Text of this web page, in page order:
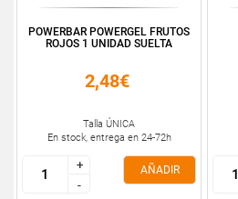
POWERBAR POWERGEL FRUTOS
ROJOS 1 UNIDAD SUELTA
2,48€
Talla ÚNICA
En stock, entrega en 24-72h
+
-
+
-
AÑADIR